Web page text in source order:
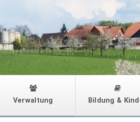
Verwaltung Bildung &